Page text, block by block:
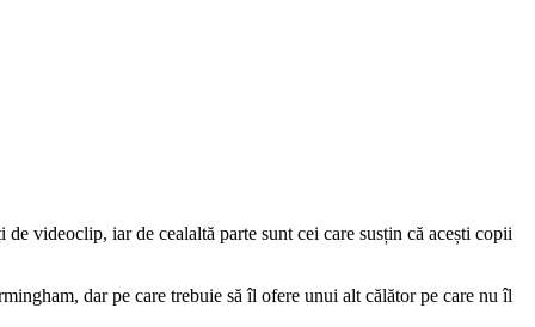
videoclip, iar de cealaltă parte sunt cei care susțin că acești copii
dar pe care trebuie să îl ofere unui alt călător pe care nu îl